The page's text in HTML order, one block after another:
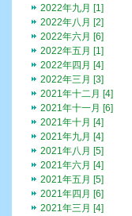
2022年九月 [1]
2022年八月 [2]
2022年六月 [6]
2022年五月 [1]
2022年四月 [4]
2022年三月 [3]
2021年十二月 [4]
2021年十一月 [6]
2021年十月 [4]
2021年九月 [4]
2021年八月 [5]
2021年六月 [4]
2021年五月 [5]
2021年四月 [6]
2021年三月 [4]